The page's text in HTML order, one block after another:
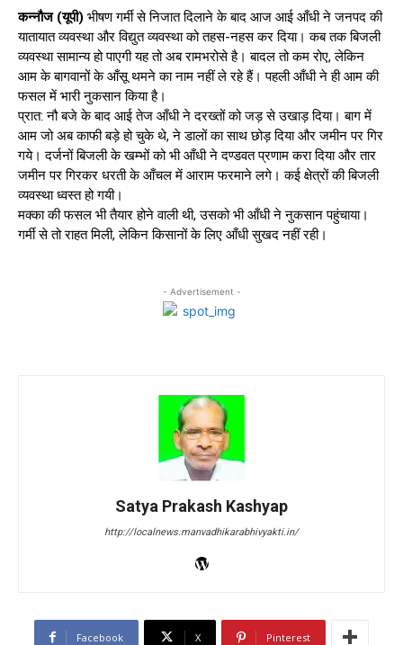
कन्नौज (यूपी) भीषण गर्मी से निजात दिलाने के बाद आज आई आँधी ने जनपद की
यातायात व्यवस्था और विद्युत व्यवस्था को तहस-नहस कर दिया। कब तक बिजली
व्यवस्था सामान्य हो पाएगी यह तो अब रामभरोसे है। बादल तो कम रोए, लेकिन
आम के बागवानों के आँसू थमने का नाम नहीं ले रहे हैं। पहली आँधी ने ही आम की
फसल में भारी नुकसान किया है।
प्रात: नौ बजे के बाद आई तेज आँधी ने दरख्तों को जड़ से उखाड़ दिया। बाग में
आम जो अब काफी बड़े हो चुके थे, ने डालों का साथ छोड़ दिया और जमीन पर गिर
गये। दर्जनों बिजली के खम्भों को भी आँधी ने दण्डवत प्रणाम करा दिया और तार
जमीन पर गिरकर धरती के आँचल में आराम फरमाने लगे। कई क्षेत्रों की बिजली
व्यवस्था ध्वस्त हो गयी।
मक्का की फसल भी तैयार होने वाली थी, उसको भी आँधी ने नुकसान पहुंचाया।
गर्मी से तो राहत मिली, लेकिन किसानों के लिए आँधी सुखद नहीं रही।
- Advertisement -
Satya Prakash Kashyap
http://localnews.manvadhikarabhivyakti.in/
Facebook X Pinterest